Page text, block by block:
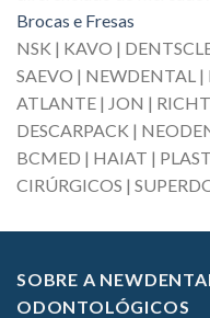
Brocas e Fresas
NSK | KAVO |
SAEVO | NEWDENTAL
ATLANTE | JON |
DESCARPACK |
BCMED | HAIAT |
CIRÚRGICOS |
SOBRE A
ODONTOLÓGICOS